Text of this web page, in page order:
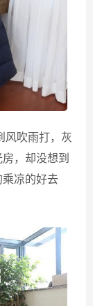
风吹雨打，灰
，却没想到
凉的好去